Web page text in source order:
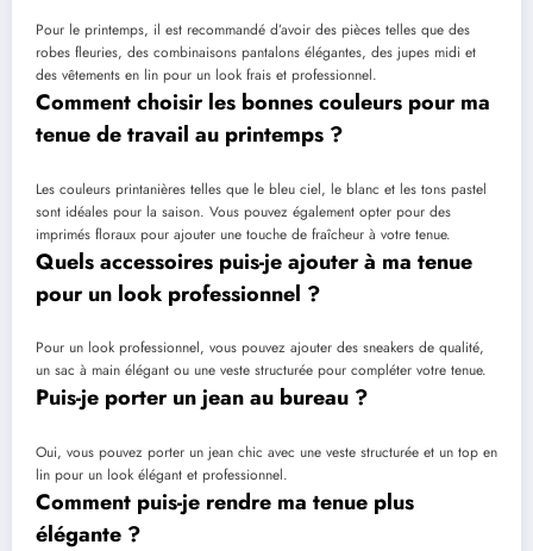
Pour le printemps, il est recommandé d’avoir des pièces telles que des
robes fleuries, des combinaisons pantalons élégantes, des jupes midi et
des vêtements en lin pour un look frais et professionnel.
Comment choisir les bonnes couleurs pour ma
tenue de travail au printemps ?
Les couleurs printanières telles que le bleu ciel, le blanc et les tons pastel
sont idéales pour la saison. Vous pouvez également opter pour des
imprimés floraux pour ajouter une touche de fraîcheur à votre tenue.
Quels accessoires puis-je ajouter à ma tenue
pour un look professionnel ?
Pour un look professionnel, vous pouvez ajouter des sneakers de qualité,
un sac à main élégant ou une veste structurée pour compléter votre tenue.
Puis-je porter un jean au bureau ?
Oui, vous pouvez porter un jean chic avec une veste structurée et un top en
lin pour un look élégant et professionnel.
Comment puis-je rendre ma tenue plus
élégante ?